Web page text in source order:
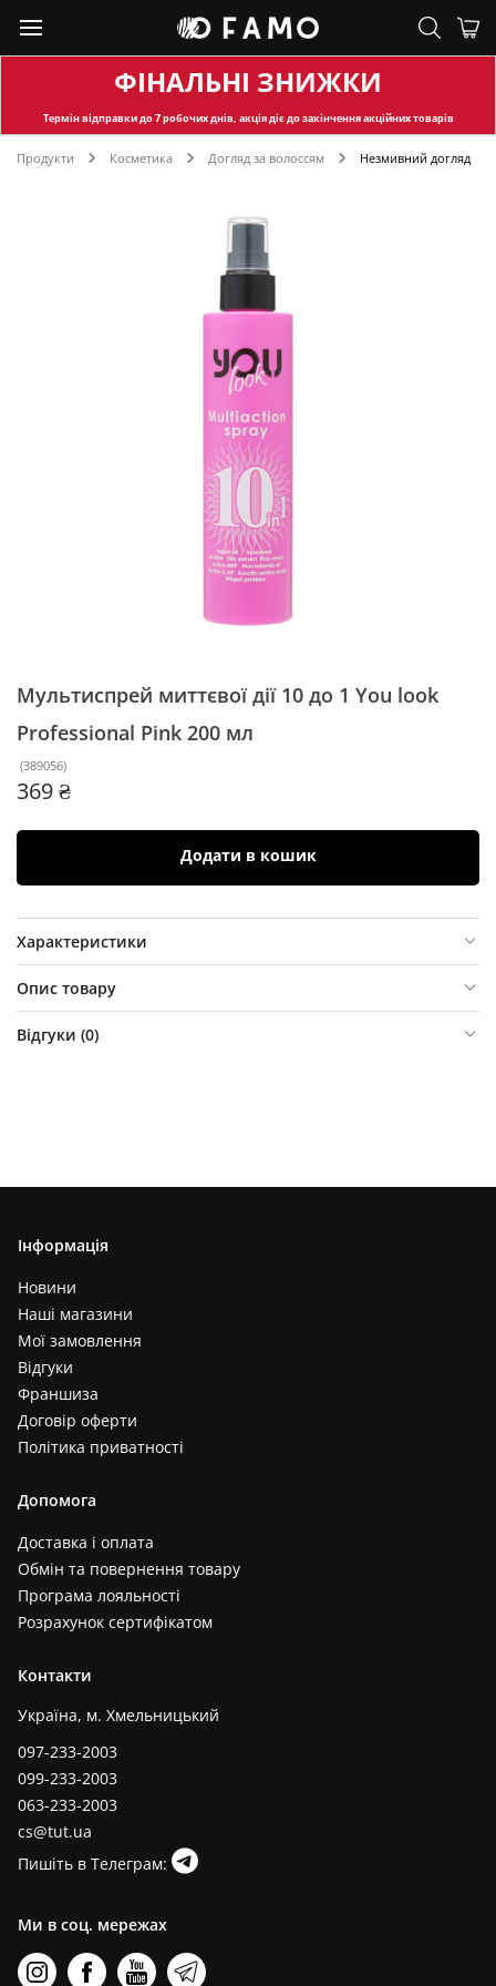
ФІНАЛЬНІ ЗНИЖКИ
Термін відправкидо 7 робочих днів, акція діє до закінчення акційних товарів
Продукти Косметика Догляд за волоссям Незмивний догляд
Мультиспрей миттєвої дії 10 до 1 You look
Professional Pink 200 мл
(389056)
369 ₴
Додати в кошик
Характеристики
Опис товару
Відгуки (0)
Інформація
Новини
Наші магазини
Мої замовлення
Відгуки
Франшиза
Договір оферти
Політика приватності
Допомога
Доставка і оплата
Обмін та повернення товару
Програма лояльності
Розрахунок сертифікатом
Контакти
Україна, м. Хмельницький
097-233-2003
099-233-2003
063-233-2003
cs@tut.ua
Пишіть в Телеграм:
Ми в соц. мережах